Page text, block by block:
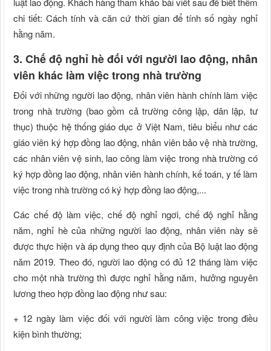
chi tiết: Cách tính và căn cứ thời gian để tính số ngày nghỉ
hằng năm.
3. Chế độ nghỉ hè đối với người lao động, nhân
viên khác làm việc trong nhà trường
Đối với những người lao động, nhân viên hành chính làm việc
trong nhà trường (bao gồm cả trường công lập, dân lập, tư
thục) thuộc hệ thống giáo dục ở Việt Nam, tiêu biểu như các
giáo viên ký hợp đồng lao động, nhân viên bảo vệ nhà trường,
các nhân viên vệ sinh, lao công làm việc trong nhà trường có
ký hợp đồng lao động, nhân viên hành chính, kế toán, y tế làm
việc trong nhà trường có ký hợp đồng lao động,...
Các chế độ làm việc, chế độ nghỉ ngơi, chế độ nghỉ hằng
năm, nghỉ hè của những người lao động, nhân viên này sẽ
được thực hiện và áp dụng theo quy định của Bộ luật lao động
năm 2019. Theo đó, người lao động có đủ 12 tháng làm việc
cho một nhà trường thì được nghỉ hằng năm, hưởng nguyên
lương theo hợp đồng lao động như sau:
+ 12 ngày làm việc đối với người làm công việc trong điều
kiện bình thường;